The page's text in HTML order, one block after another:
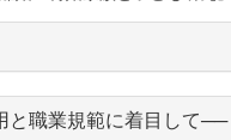
と職業規範に着目して──